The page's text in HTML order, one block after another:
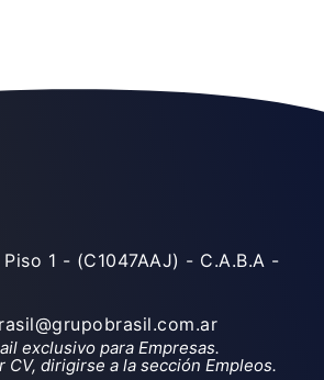
1 - (C1047AAJ) - C.A.B.A -
exclusivo para Empresas.
CV, dirigirse a la sección Empleos.